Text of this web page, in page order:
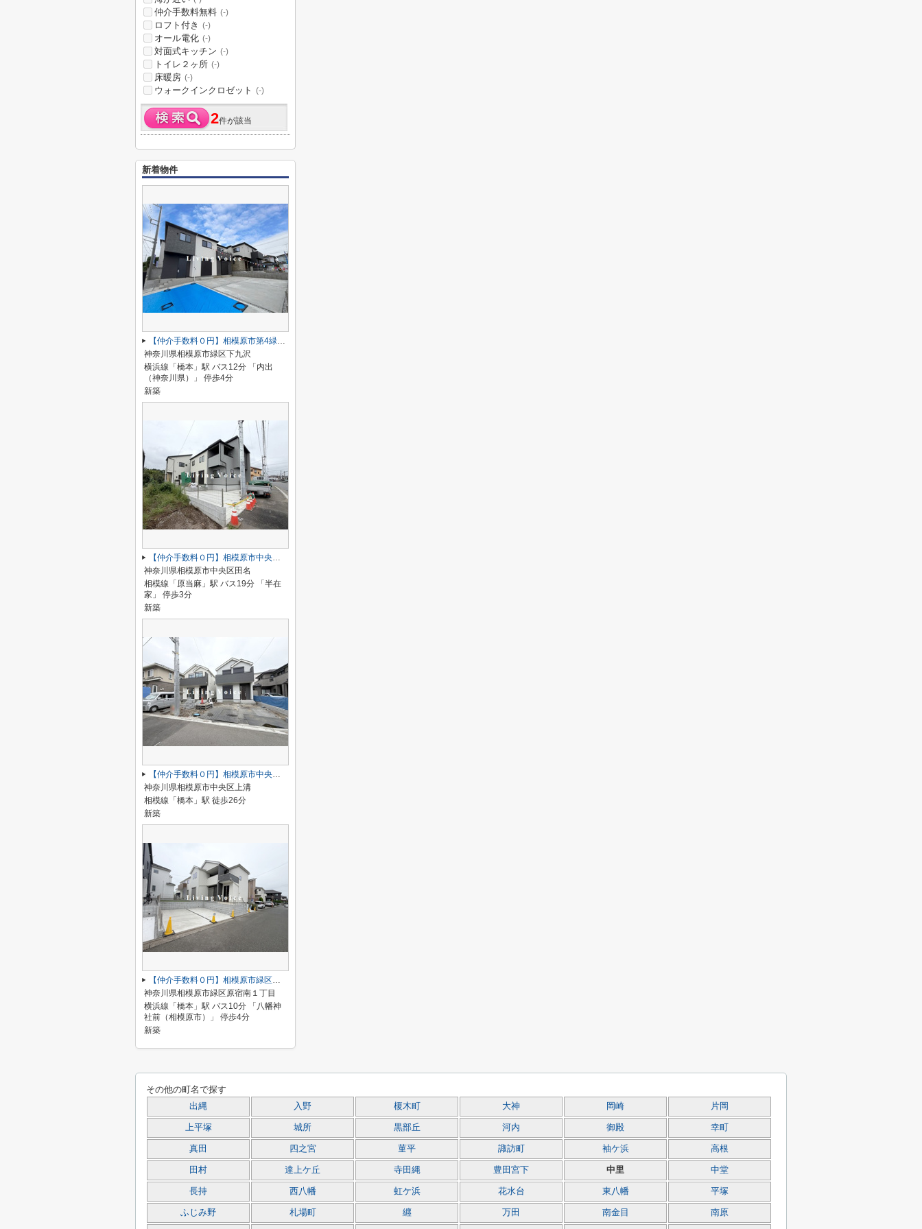
仲介手数料無料 (-)
ロフト付き (-)
オール電化 (-)
対面式キッチン (-)
トイレ２ヶ所 (-)
床暖房 (-)
ウォークインクロゼット (-)
2件が該当
新着物件
【仲介手数料０円】相模原市第4緑区下九沢 新築一戸建て 全4棟
神奈川県相模原市緑区下九沢
横浜線「橋本」駅 バス12分 「内出
（神奈川県）」 停歩4分
新築
【仲介手数料０円】相模原市中央区田名 新築一戸建て 全3棟
神奈川県相模原市中央区田名
相模線「原当麻」駅 バス19分 「半在
家」 停歩3分
新築
【仲介手数料０円】相模原市中央区上溝 新築一戸建て 全4棟
神奈川県相模原市中央区上溝
相模線「橋本」駅 徒歩26分
新築
【仲介手数料０円】相模原市緑区原宿南1丁目第1期 新築一戸建て 全7棟
神奈川県相模原市緑区原宿南１丁目
横浜線「橋本」駅 バス10分 「八幡神
社前（相模原市）」 停歩4分
新築
その他の町名で探す
出縄 入野 榎木町 大神 岡崎 片岡
上平塚 城所 黒部丘 河内 御殿 幸町
真田 四之宮 菫平 諏訪町 袖ケ浜 高根
田村 達上ケ丘 寺田縄 豊田宮下 中里 中堂
長持 西八幡 虹ケ浜 花水台 東八幡 平塚
ふじみ野 札場町 纒 万田 南金目 南原